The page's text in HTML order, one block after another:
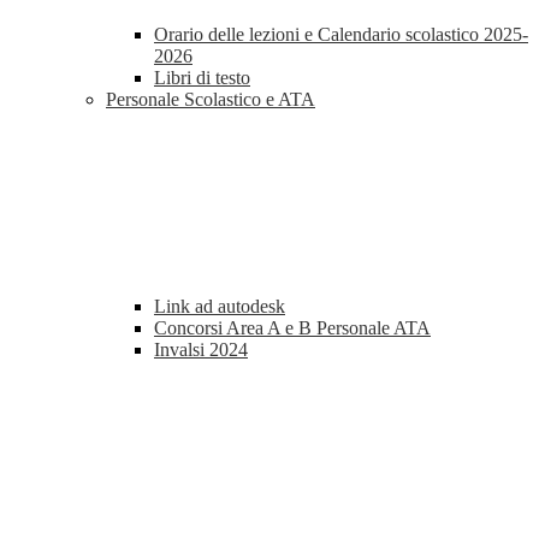
Orario delle lezioni e Calendario scolastico 2025-
2026
Libri di testo
Personale Scolastico e ATA
Link ad autodesk
Concorsi Area A e B Personale ATA
Invalsi 2024